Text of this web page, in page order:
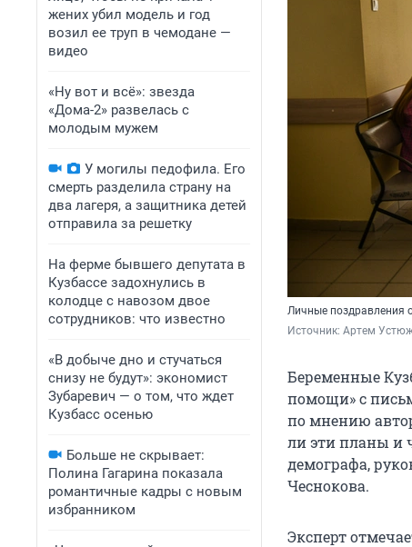
жених убил модель и год
возил ее труп в чемодане —
видео
«Ну вот и всё»: звезда
«Дома-2» развелась с
молодым мужем
У могилы педофила. Его
смерть разделила страну на
два лагеря, а защитника детей
отправила за решетку
На ферме бывшего депутата в
Кузбассе задохнулись в
колодце с навозом двое
сотрудников: что известно
«В добыче дно и стучаться
снизу не будут»: экономист
Зубаревич — о том, что ждет
Кузбасс осенью
Больше не скрывает:
Полина Гагарина показала
романтичные кадры с новым
избранником
Личные поздравления
Источник: Артем
Беременные
помощи» с
по мнению
ли эти планы и
демографа,
Чеснокова.
Эксперт